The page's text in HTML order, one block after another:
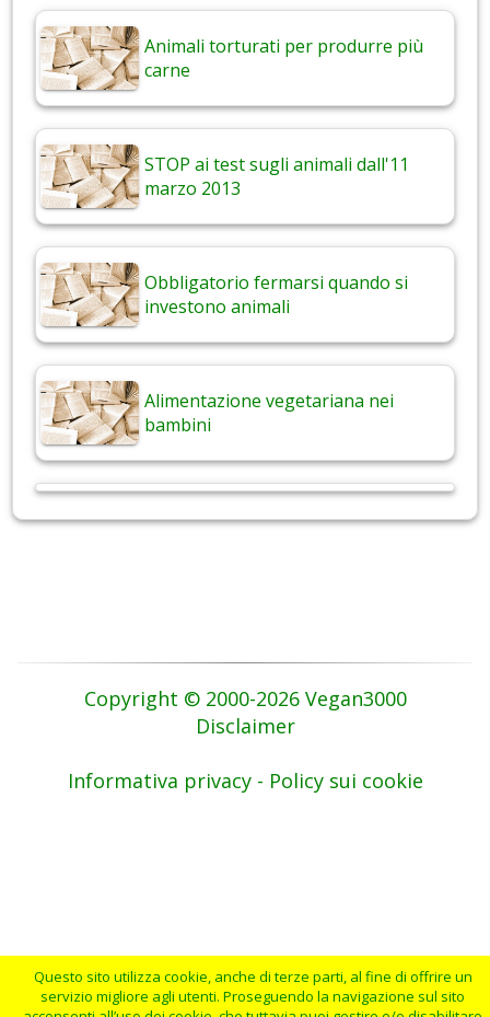
Animali torturati per produrre più
carne
STOP ai test sugli animali dall'11
marzo 2013
Obbligatorio fermarsi quando si
investono animali
Alimentazione vegetariana nei
bambini
Copyright © 2000-2026 Vegan3000
Disclaimer
Informativa privacy - Policy sui cookie
Questo sito utilizza cookie, anche di terze parti, al fine di offrire un
servizio migliore agli utenti. Proseguendo la navigazione sul sito